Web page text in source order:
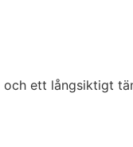
ett långsiktigt